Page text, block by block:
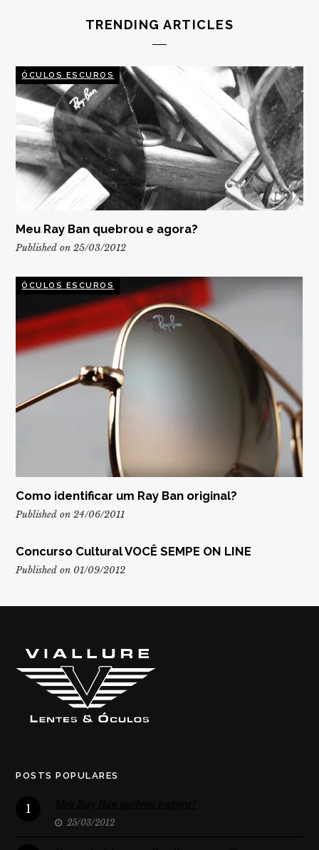
TRENDING ARTICLES
ÓCULOS ESCUROS
Meu Ray Ban quebrou e agora?
Published on 25/03/2012
ÓCULOS ESCUROS
Como identificar um Ray Ban original?
Published on 24/06/2011
Concurso Cultural VOCÊ SEMPE ON LINE
Published on 01/09/2012
POSTS POPULARES
1
25/03/2012